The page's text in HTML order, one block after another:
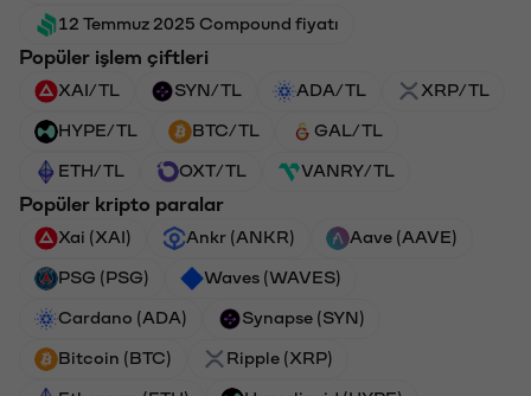
12 Temmuz 2025 Compound fiyatı
Popüler işlem çiftleri
XAI/TL SYN/TL ADA/TL XRP/TL
HYPE/TL BTC/TL GAL/TL
ETH/TL OXT/TL VANRY/TL
Popüler kripto paralar
Xai (XAI) Ankr (ANKR) Aave (AAVE)
PSG (PSG) Waves (WAVES)
Cardano (ADA) Synapse (SYN)
Bitcoin (BTC) Ripple (XRP)